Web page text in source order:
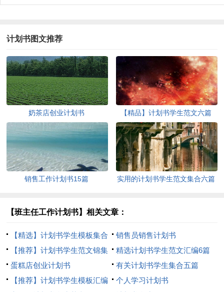
计划书图文推荐
奶茶店创业计划书 【精品】计划书学生范文六篇
销售工作计划书15篇 实用的计划书学生范文集合六篇
【班主任工作计划书】相关文章：
【精选】计划书学生模板集合
九篇
销售员销售计划书
【推荐】计划书学生范文锦集
8篇
精选计划书学生范文汇编6篇
蛋糕店创业计划书
有关计划书学生集合五篇
【推荐】计划书学生模板汇编
个人学习计划书